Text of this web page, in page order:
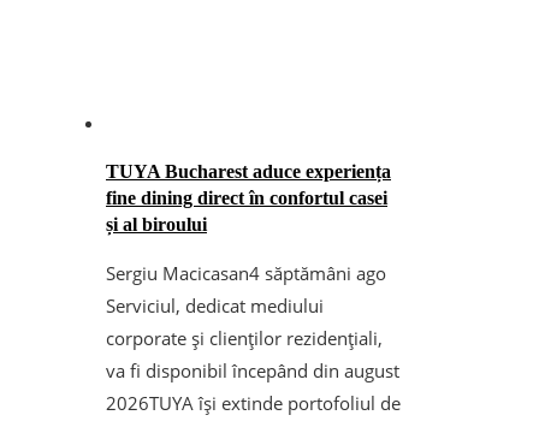
TUYA Bucharest aduce experiența
fine dining direct în confortul casei
și al biroului
Sergiu Macicasan4 săptămâni ago
Serviciul, dedicat mediului
corporate și clienților rezidențiali,
va fi disponibil începând din august
2026TUYA își extinde portofoliul de